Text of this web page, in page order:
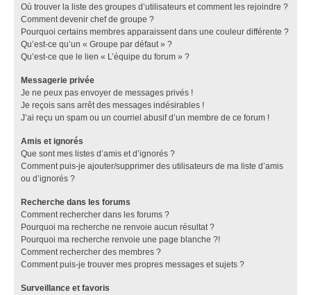
Où trouver la liste des groupes d’utilisateurs et comment les rejoindre ?
Comment devenir chef de groupe ?
Pourquoi certains membres apparaissent dans une couleur différente ?
Qu’est-ce qu’un « Groupe par défaut » ?
Qu’est-ce que le lien « L’équipe du forum » ?
Messagerie privée
Je ne peux pas envoyer de messages privés !
Je reçois sans arrêt des messages indésirables !
J’ai reçu un spam ou un courriel abusif d’un membre de ce forum !
Amis et ignorés
Que sont mes listes d’amis et d’ignorés ?
Comment puis-je ajouter/supprimer des utilisateurs de ma liste d’amis
ou d’ignorés ?
Recherche dans les forums
Comment rechercher dans les forums ?
Pourquoi ma recherche ne renvoie aucun résultat ?
Pourquoi ma recherche renvoie une page blanche ?!
Comment rechercher des membres ?
Comment puis-je trouver mes propres messages et sujets ?
Surveillance et favoris